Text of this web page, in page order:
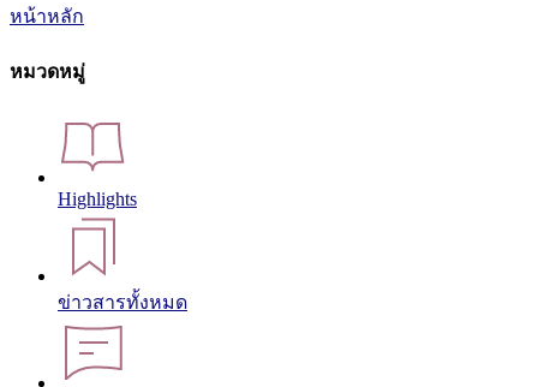
หน้าหลัก
หมวดหมู่
Highlights
ข่าวสารทั้งหมด